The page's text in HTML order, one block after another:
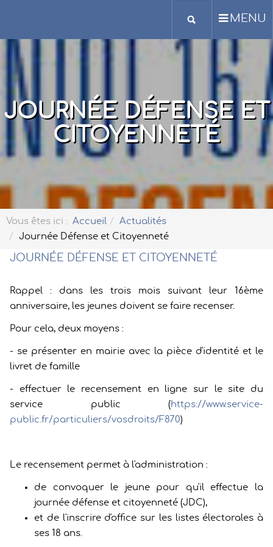
MENU
JOURNÉE DÉFENSE ET
CITOYENNETÉ
Vous êtes ici : Accueil
Actualités
Journée Défense et Citoyenneté
JOURNÉE DÉFENSE ET CITOYENNETÉ
Rappel : dans les trois mois suivant leur 16ème
anniversaire, les jeunes doivent se faire recenser.
Pour cela, deux moyens :
- se présenter en mairie avec la pièce d'identité et le
livret de famille
- effectuer le recensement en ligne sur le site du
service public ( https://www.service-
public.fr/particuliers/vosdroits/F870)
Le recensement permet à l'administration :
de convoquer le jeune pour qu'il effectue la
journée défense et citoyenneté (JDC),
et de l'inscrire d'office sur les listes électorales à
ses 18 ans.